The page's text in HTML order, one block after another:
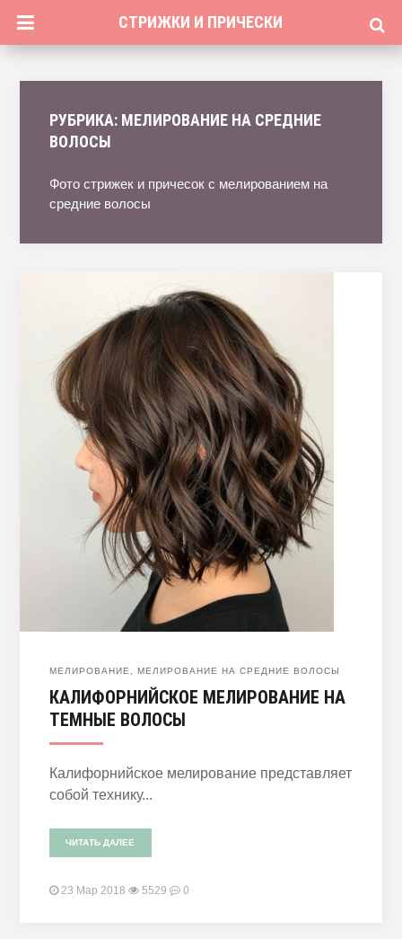
СТРИЖКИ И ПРИЧЕСКИ
РУБРИКА: МЕЛИРОВАНИЕ НА СРЕДНИЕ
ВОЛОСЫ
Фото стрижек и причесок с мелированием на
средние волосы
МЕЛИРОВАНИЕ МЕЛИРОВАНИЕ НА СРЕДНИЕ ВОЛОСЫ
КАЛИФОРНИЙСКОЕ МЕЛИРОВАНИЕ НА
ТЕМНЫЕ ВОЛОСЫ
Калифорнийское мелирование представляет
собой технику...
ЧИТАТЬ ДАЛЕЕ
23 Мар 2018 5529 0